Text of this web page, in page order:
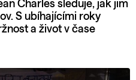
Charles sleduje, jak jim
S ubíhajícími roky
a život v čase